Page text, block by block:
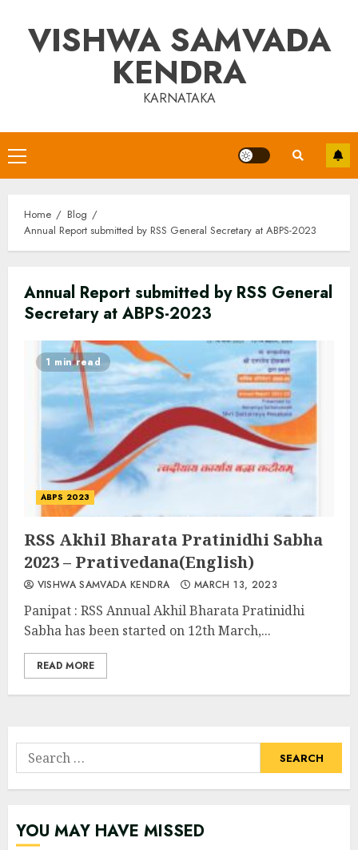
contentVISHWA SAMVADA
KENDRA
KARNATAKA
Primary
Menu
Home
Blog
Annual Report submitted by RSS General Secretary at ABPS-2023
Annual Report submitted by RSS General
Secretary at ABPS-2023
1 min read
ABPS 2023
RSS Akhil Bharata Pratinidhi Sabha
2023 – Prativedana(English)
VISHWA SAMVADA KENDRA MARCH 13, 2023
Panipat : RSS Annual Akhil Bharata Pratinidhi
Sabha has been started on 12th March,...
READ MORE
Search
for:
YOU MAY HAVE MISSED